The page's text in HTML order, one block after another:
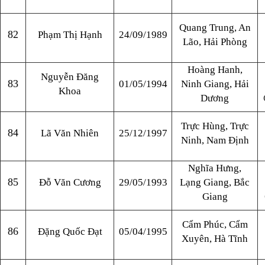
82 Phạm Thị Hạnh 24/09/1989
Quang Trung, An
Lão, Hải Phòng
83
Nguyễn Đăng
Khoa
01/05/1994
Hoàng Hanh,
Ninh Giang, Hải
Dương
84 Lã Văn Nhiên 25/12/1997
Trực Hùng, Trực
Ninh, Nam Định
85 Đỗ Văn Cương 29/05/1993
Nghĩa Hưng,
Lạng Giang, Bắc
Giang
86 Đặng Quốc Đạt 05/04/1995
Cẩm Phúc, Cẩm
Xuyên, Hà Tĩnh